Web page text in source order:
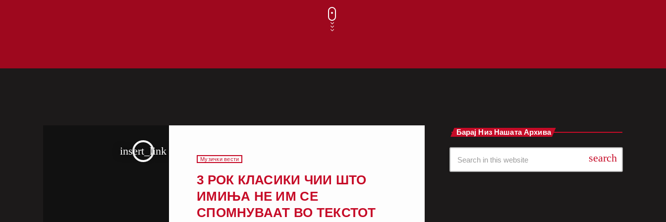
insert_link
Музички вести
3 РОК КЛАСИКИ ЧИИ ШТО
ИМИЊА НЕ ИМ СЕ
СПОМНУВААТ ВО ТЕКСТОТ
Барај Низ Нашата Архива
search